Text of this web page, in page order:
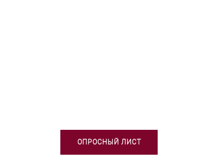
ОПРОСНЫЙ ЛИСТ